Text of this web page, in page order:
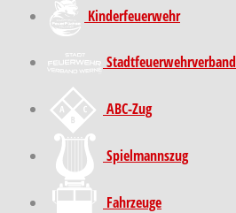
Kinder­feuer­wehr
Stadt­feuer­wehr­verband
ABC-Zug
Spielmannszug
Fahrzeuge